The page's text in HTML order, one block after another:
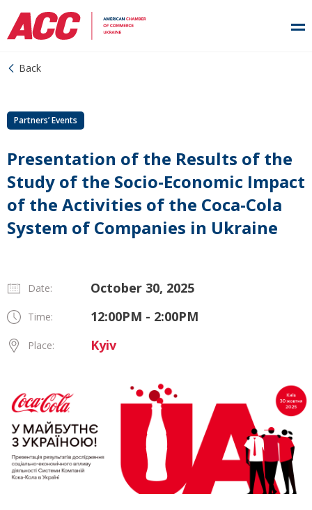
Back
Partners’ Events
Presentation of the Results of the
Study of the Socio-Economic Impact
of the Activities of the Coca-Cola
System of Companies in Ukraine
Date: October 30, 2025
Time: 12:00PM - 2:00PM
Place: Kyiv